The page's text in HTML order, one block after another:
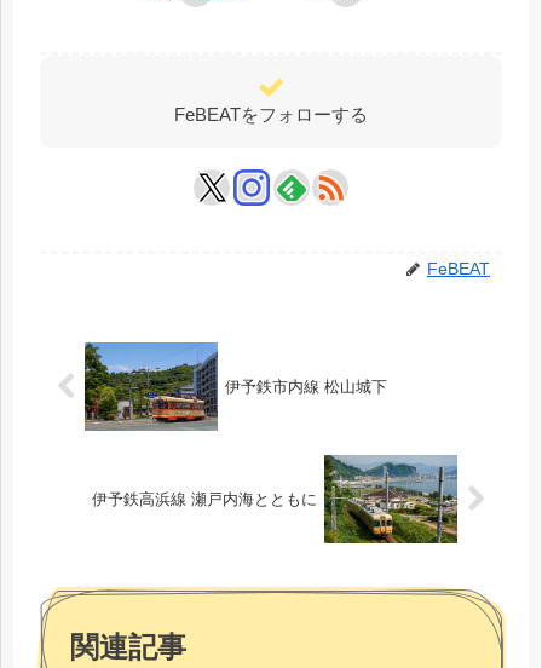
FeBEATをフォローする
FeBEAT
伊予鉄市内線 松山城下
伊予鉄高浜線 瀬戸内海とともに
関連記事